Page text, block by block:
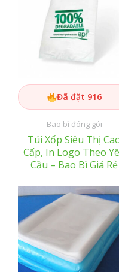
Đã đặt 916
Bao bì đóng gói
Túi Xốp Siêu Thị
Cấp, In Logo Theo
Cầu – Bao Bì Giá Rẻ